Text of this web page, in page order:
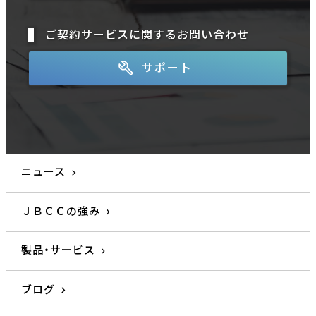
ご契約サービスに関するお問い合わせ
サポート
ニュース
ＪＢＣＣの強み
製品・サービス
ブログ